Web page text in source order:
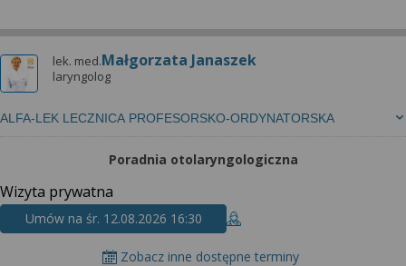
lek. med.Małgorzata Janaszek
laryngolog
ALFA-LEK LECZNICA PROFESORSKO-ORDYNATORSKA
Poradnia otolaryngologiczna
Wizyta prywatna
Umów na śr. 12.08.2026 16:30
Zobacz inne dostępne terminy